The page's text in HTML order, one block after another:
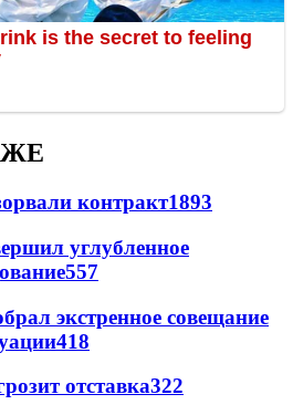
контракт1893
углубленное
557
экстренное совещание
418
отставка322